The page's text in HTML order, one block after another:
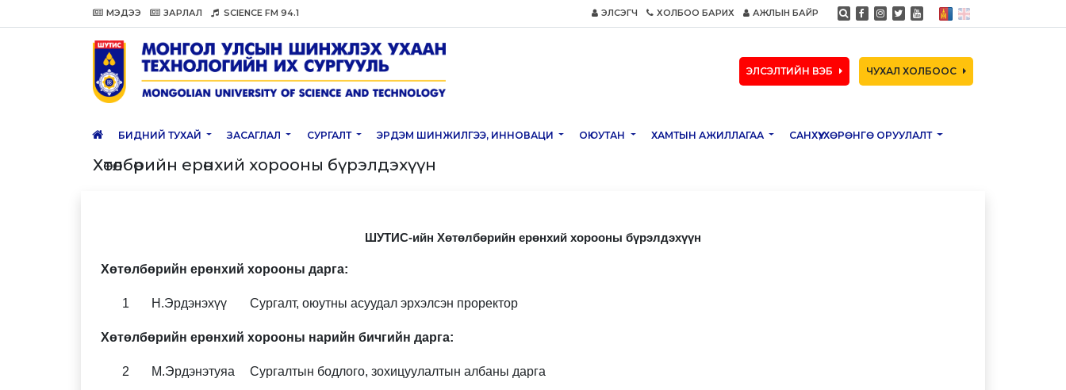
МЭДЭЭ ЗАРЛАЛ SCIENCE FM 94.1 ЭЛСЭГЧ ХОЛБОО БАРИХ АЖЛЫН БАЙР
ЭЛСЭЛТИЙН ВЭБ ЧУХАЛ ХОЛБООС
БИДНИЙ ТУХАЙ ЗАСАГЛАЛ СУРГАЛТ ЭРДЭМ ШИНЖИЛГЭЭ, ИННОВАЦИ ОЮУТАН ХАМТЫН АЖИЛЛАГАА САНХҮҮ, ХӨРӨНГӨ ОРУУЛАЛТ
Хөтөлбөрийн ерөнхий хорооны бүрэлдэхүүн
ШУТИС-ийн Хөтөлбөрийн ерөнхий хорооны бүрэлдэхүүн
Хөтөлбөрийн ерөнхий хорооны дарга:
1 Н.Эрдэнэхүү Сургалт, оюутны асуудал эрхэлсэн проректор
Хөтөлбөрийн ерөнхий хорооны нарийн бичгийн дарга:
2 М.Эрдэнэтуяа Сургалтын бодлого, зохицуулалтын албаны дарга